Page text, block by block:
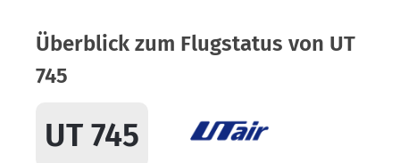
Überblick zum Flugstatus von UT
745
UT 745